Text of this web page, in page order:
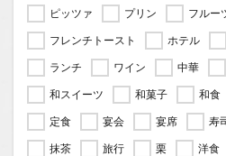
ピッツァ
プリン フルー
フレンチトースト
ホテル
ランチ
ワイン 中華
和スイーツ
和菓子 和食
定食
宴会 宴席 寿
抹茶
旅行 栗 洋食